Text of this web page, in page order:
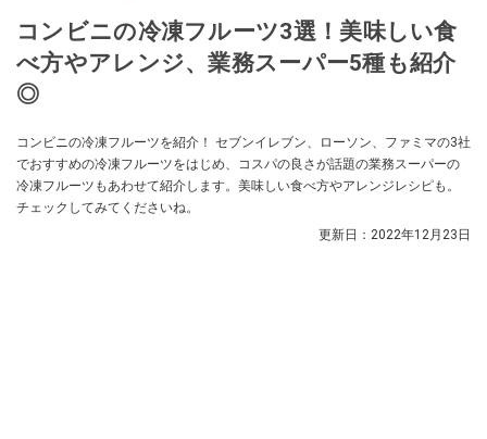
コンビニの冷凍フルーツ3選！美味しい食
べ方やアレンジ、業務スーパー5種も紹介
◎
コンビニの冷凍フルーツを紹介！ セブンイレブン、ローソン、ファミマの3社
でおすすめの冷凍フルーツをはじめ、コスパの良さが話題の業務スーパーの
冷凍フルーツもあわせて紹介します。美味しい食べ方やアレンジレシピも。
チェックしてみてくださいね。
更新日： 2022年12月23日